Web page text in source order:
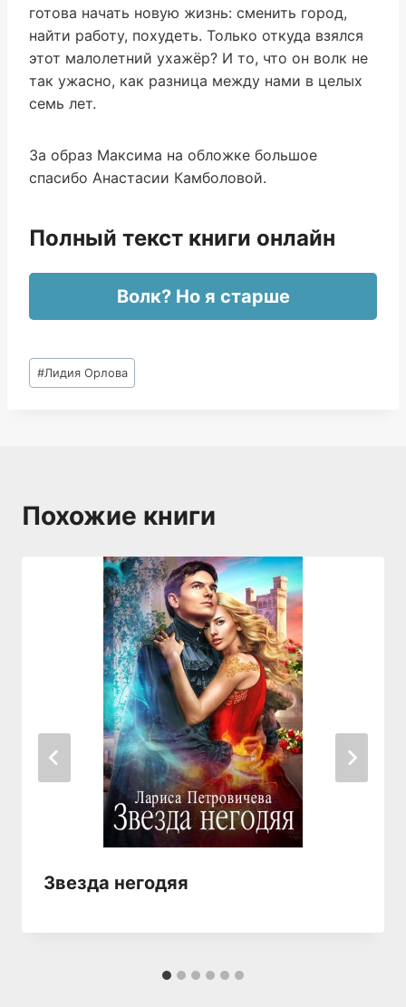
готова начать новую жизнь: сменить город,
найти работу, похудеть. Только откуда взялся
этот малолетний ухажёр? И то, что он волк не
так ужасно, как разница между нами в целых
семь лет.
За образ Максима на обложке большое
спасибо Анастасии Камболовой.
Полный текст книги онлайн
Волк? Но я старше
Метки
записи:
#Лидия Орлова
Похожие книги
Звезда негодяя